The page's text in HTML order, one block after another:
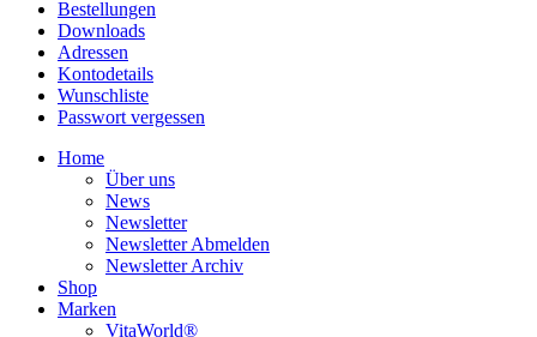
Bestellungen
Downloads
Adressen
Kontodetails
Wunschliste
Passwort vergessen
Home
Über uns
News
Newsletter
Newsletter Abmelden
Newsletter Archiv
Shop
Marken
VitaWorld®